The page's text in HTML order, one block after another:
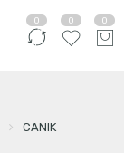
0 0 0
CANIK